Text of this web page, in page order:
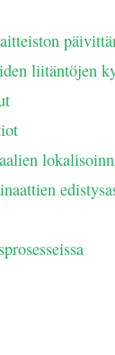
liitäntöjen